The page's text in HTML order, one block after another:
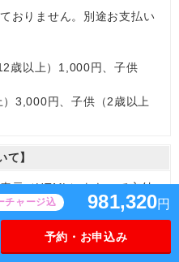
チャージ込 981,320円
予約・お申込み
おりません。別途お支払い
歳以上）1,000円、子供
3,000円、子供（2歳以上
て】
示（HTML）をもって交付
み完了後にお送りする場合